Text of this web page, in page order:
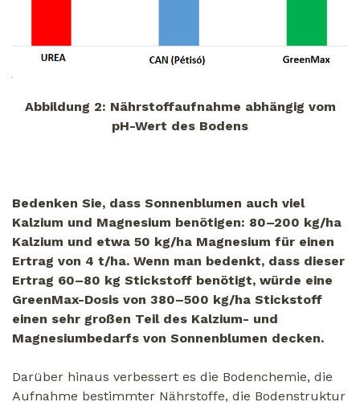
Abbildung 2: Nährstoffaufnahme abhängig vom
pH-Wert des Bodens
Bedenken Sie, dass Sonnenblumen auch viel
Kalzium und Magnesium benötigen: 80–200 kg/ha
Kalzium und etwa 50 kg/ha Magnesium für einen
Ertrag von 4 t/ha. Wenn man bedenkt, dass dieser
Ertrag 60–80 kg Stickstoff benötigt, würde eine
GreenMax-Dosis von 380–500 kg/ha Stickstoff
einen sehr großen Teil des Kalzium- und
Magnesiumbedarfs von Sonnenblumen decken.
Darüber hinaus verbessert es die Bodenchemie, die
Aufnahme bestimmter Nährstoffe, die Bodenstruktur